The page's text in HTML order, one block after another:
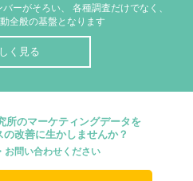
ーがそろい、
各種調査だけでなく、
全般の基盤となります
く見る
所のマーケティングデータを
改善に生かしませんか？
お問い合わせください